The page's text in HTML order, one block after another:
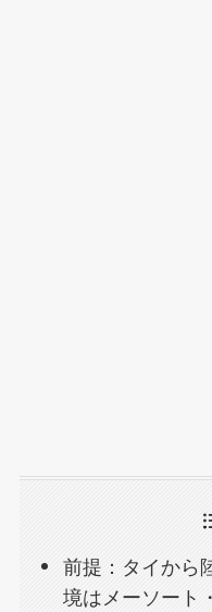
前提：タイから
境はメーソート